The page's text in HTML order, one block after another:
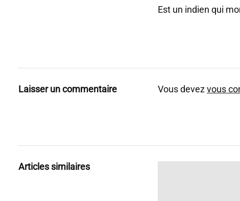
Est un indien qui
Laisser un commentaire Vous devezvous
Articles similaires